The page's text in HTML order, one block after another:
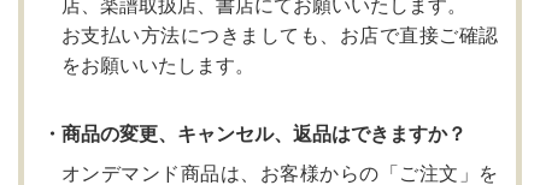
店、楽譜取扱店、書店にてお願いいたします。
お支払い方法につきましても、お店で直接ご確認
をお願いいたします。
・商品の変更、キャンセル、返品はできますか？
オンデマンド商品は、お客様からの「ご注文」を